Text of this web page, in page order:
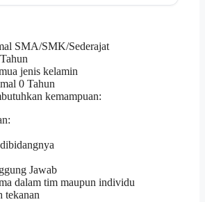
SMA/SMK/Sederajat
jenis kelamin
0 Tahun
kemampuan:
Jawab
dalam tim maupun individu
tekanan